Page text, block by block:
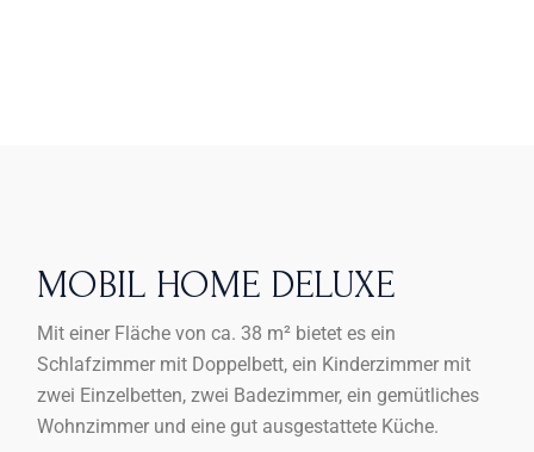
MOBIL HOME DELUXE
Mit einer Fläche von ca. 38 m² bietet es ein
Schlafzimmer mit Doppelbett, ein Kinderzimmer mit
zwei Einzelbetten, zwei Badezimmer, ein gemütliches
Wohnzimmer und eine gut ausgestattete Küche.